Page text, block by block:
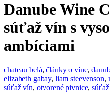
Danube Wine
súťaž vín s
ambíciami
chateau belá, články o víne,
elizabeth gabay, liam steevenson,
súťaž vín, otvorené pivnice,